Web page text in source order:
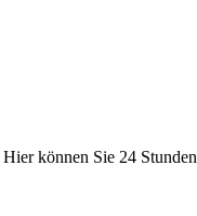
können Sie 24